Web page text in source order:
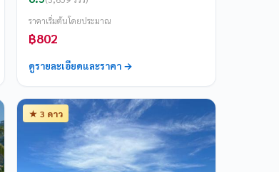
ราคาเริ่มต้นโดยประมาณ
฿802
ดูรายละเอียดและราคา →
★ 3 ดาว